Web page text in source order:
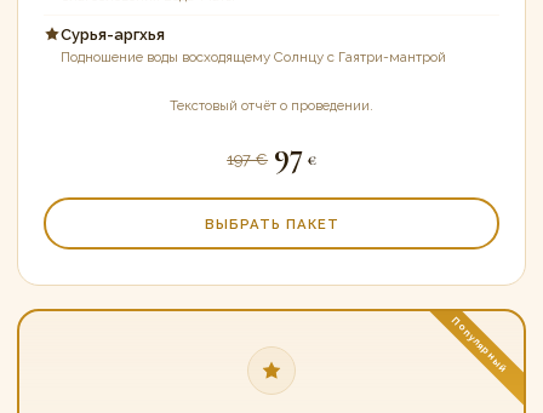
Сурья-аргхья
Подношение воды восходящему Солнцу с Гаятри-мантрой
Текстовый отчёт о проведении.
197 € 97 €
ВЫБРАТЬ ПАКЕТ